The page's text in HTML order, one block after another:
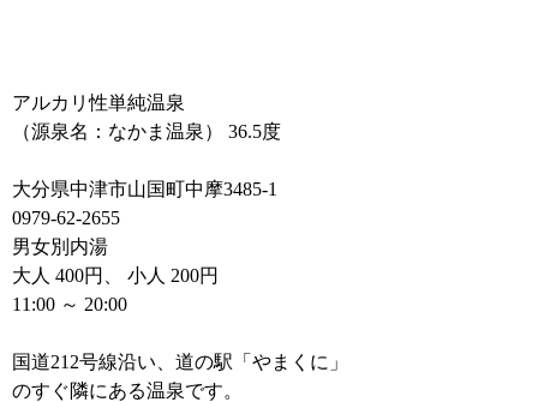
アルカリ性単純温泉
（源泉名：なかま温泉） 36.5度
大分県中津市山国町中摩3485-1
0979-62-2655
男女別内湯
大人 400円、 小人 200円
11:00 ～ 20:00
国道212号線沿い、道の駅「やまくに」
のすぐ隣にある温泉です。